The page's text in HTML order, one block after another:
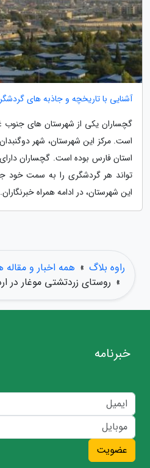
آشنایی با تاریخچه و جاذبه های
گچساران یکی از شهرستان های جنوب
است. مرکز این شهرستان، شهر
استان فارس بوده است. گچساران
تواند هر گردشگری را به سمت خود
این شهرستان، در ادامه همراه
راوه بلاگ » همه اخبار و مقاله
» روستای زردتشتی موغار در
خبرنامه
عضویت